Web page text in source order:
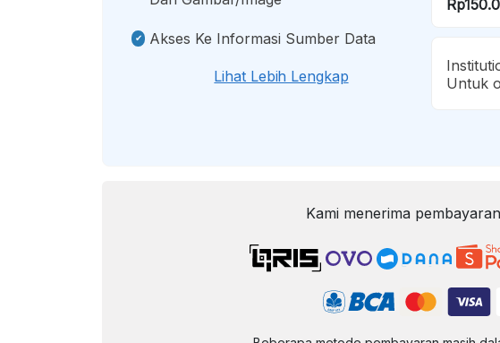
Akses Ke Informasi Sumber Data
Lihat Lebih Lengkap
Untuk
Kami menerima